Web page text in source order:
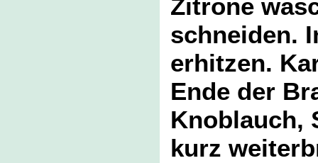
Zitrone
schneiden.
erhitzen.
Ende der
Knoblauch,
kurz